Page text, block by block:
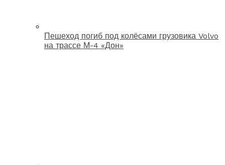
Пешеход погиб под колёсами грузовика Volvo
на трассе М-4 «Дон»